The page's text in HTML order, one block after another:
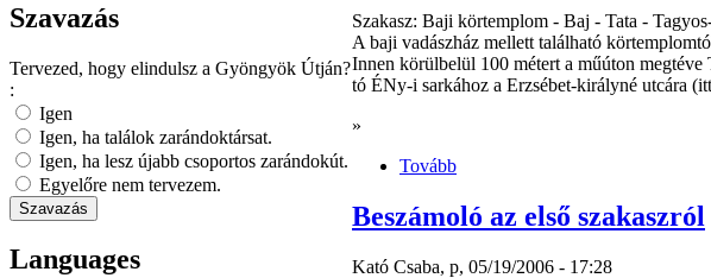
Szavazás
Tervezed, hogy elindulsz a Gyöngyök Útján?
:
Igen
Igen, ha találok zarándoktársat.
Igen, ha lesz újabb csoportos zarándokút.
Egyelőre nem tervezem.
Languages
Szakasz: Baji körtemplom - Baj - Tata -
A baji vadászház mellett található
Innen körülbelül 100 métert a műúton
tó ÉNy-i sarkához a Erzsébet-királyné utcára
»
Tovább
Beszámoló az első szakaszról
Kató Csaba, p, 05/19/2006 - 17:28